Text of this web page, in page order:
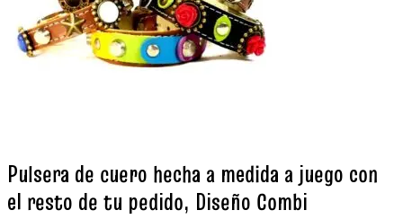
Pulsera de cuero hecha a medida a juego con
el resto de tu pedido, Diseño Combi